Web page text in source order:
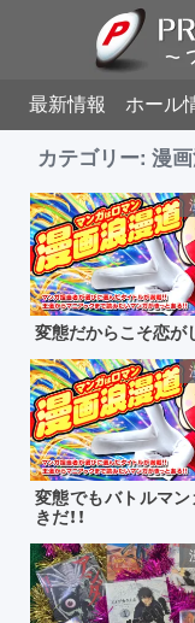
最新情報 ホール
カテゴリー: 漫
変態だからこそ恋がし
変態でもバトルマ
きだ！！